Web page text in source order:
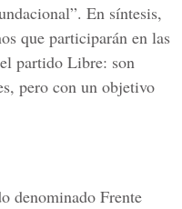
En síntesis,
que participarán en las
partido Libre: son
pero con un objetivo
denominado Frente